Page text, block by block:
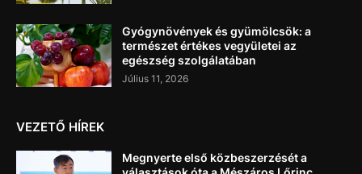
Gyógynövények és gyümölcsök: a
természet értékes vegyületei az
egészség szolgálatában
Július 11, 2026
VEZETŐ HÍREK
Megnyerte első közbeszerzését a